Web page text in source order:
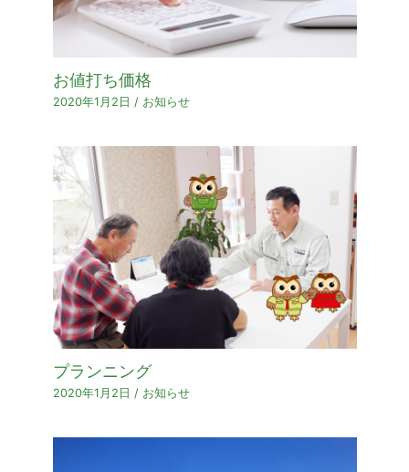
お値打ち価格
2020年1月2日 / お知らせ
プランニング
2020年1月2日 / お知らせ